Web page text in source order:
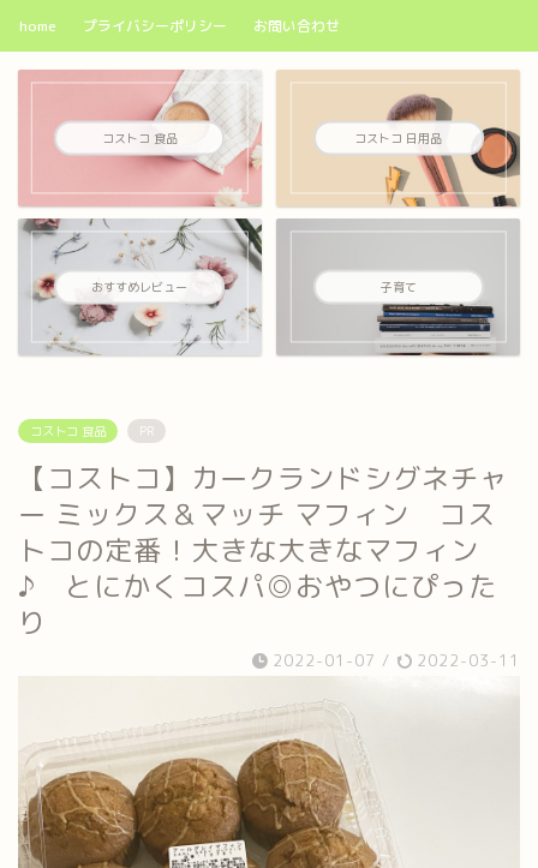
home プライバシーポリシー お問い合わせ
コストコ 食品 コストコ 日用品
おすすめレビュー 子育て
コストコ 食品 PR
【コストコ】カークランドシグネチャ
ー ミックス＆マッチ マフィン コス
トコの定番！大きな大きなマフィン
♪ とにかくコスパ◎おやつにぴった
り
2022-01-07 / 2022-03-11